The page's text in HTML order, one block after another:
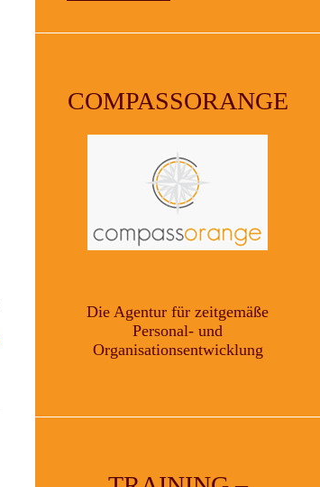
COMPASSORANGE
Die Agentur für zeitgemäße
Personal- und
Organisationsentwicklung